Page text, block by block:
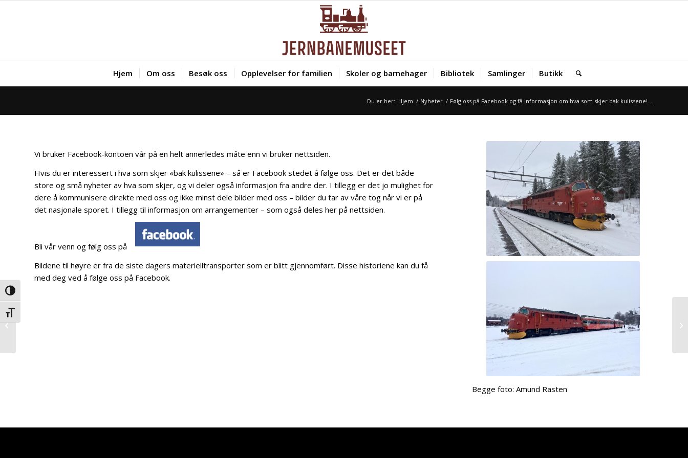
Veksle høykontrast
Veksle skriftstørrelse
Hjem Om oss Besøk oss Opplevelser for familien Skoler og barnehager Bibliotek Samlinger Butikk
Du er her: Hjem / Nyheter / Følg oss på Facebook og få informasjon om hva som skjer bak kulissene!...
Vi bruker Facebook-kontoen vår på en helt annerledes måte enn vi bruker nettsiden.
Hvis du er interessert i hva som skjer «bak kulissene» – så er Facebook stedet å følge oss. Det er det både
store og små nyheter av hva som skjer, og vi deler også informasjon fra andre der. I tillegg er det jo mulighet for
dere å kommunisere direkte med oss og ikke minst dele bilder med oss – bilder du tar av våre tog når vi er på
det nasjonale sporet. I tillegg til informasjon om arrangementer – som også deles her på nettsiden.
Bli vår venn og følg oss på
Bildene til høyre er fra de siste dagers materielltransporter som er blitt gjennomført. Disse historiene kan du få
med deg ved å følge oss på Facebook.
Begge foto: Amund Rasten
fotosamlinger fra